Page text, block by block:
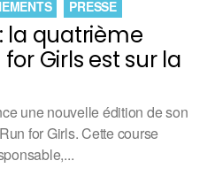
la quatrième
Girls est sur la
PRESSE
une nouvelle édition de son
for Girls. Cette course